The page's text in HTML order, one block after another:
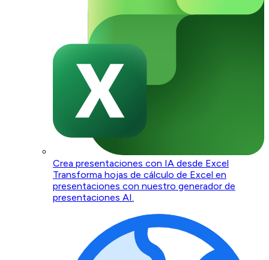
Crea presentaciones con IA desde Excel
Transforma hojas de cálculo de Excel en
presentaciones con nuestro generador de
presentaciones AI.